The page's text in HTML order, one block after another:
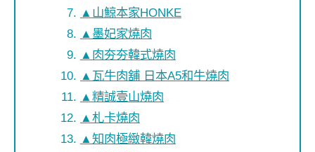
▲山鯨本家HONKE
▲墨妃家燒肉
▲肉夯夯韓式燒肉
▲瓦牛肉舖 日本A5和牛燒肉
▲精誠壹山燒肉
▲札卡燒肉
▲知肉極緻韓燒肉